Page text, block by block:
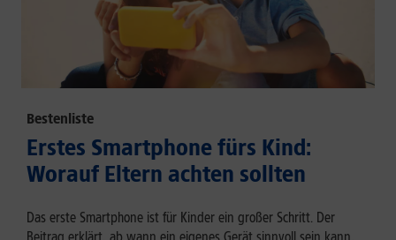
Bestenliste
Erstes Smartphone fürs Kind:
Worauf Eltern achten sollten
Das erste Smartphone ist für Kinder ein großer Schritt. Der